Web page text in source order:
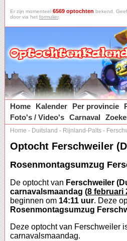
Er zijn momenteel 6569 optochten bekend.
door via het formulier.
Home
Kalender Per provincie
Foto's / Video's Carnaval
Home - Duitsland - Rijnland-Palts -
Optocht Ferschweiler
Rosenmontagsumzug
De optocht van Ferschweiler
carnavalsmaandag (8 februari
beginnen om 14:11 uur. Deze
Rosenmontagsumzug
Deze optocht van Ferschweiler
carnavalsmaandag.